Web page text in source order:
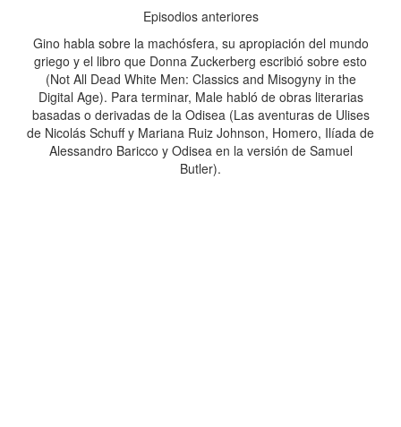
Episodios anteriores
Gino habla sobre la machósfera, su apropiación del mundo
griego y el libro que Donna Zuckerberg escribió sobre esto
(Not All Dead White Men: Classics and Misogyny in the
Digital Age). Para terminar, Male habló de obras literarias
basadas o derivadas de la Odisea (Las aventuras de Ulises
de Nicolás Schuff y Mariana Ruiz Johnson, Homero, Ilíada de
Alessandro Baricco y Odisea en la versión de Samuel
Butler).